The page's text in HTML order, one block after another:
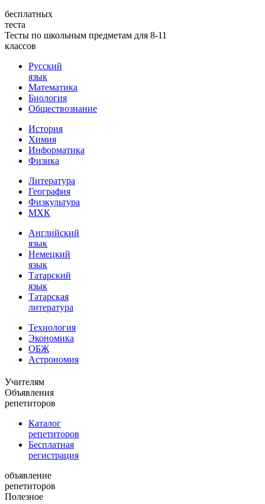
бесплатных
теста
Тесты по школьным предметам для 8-11
классов
Русский
язык
Математика
Биология
Обществознание
История
Химия
Информатика
Физика
Литература
География
Физкультура
МХК
Английский
язык
Немецкий
язык
Татарский
язык
Татарская
литература
Технология
Экономика
ОБЖ
Астрономия
Учителям
Объявления
репетиторов
Каталог
репетиторов
Бесплатная
регистрация
объявление
репетиторов
Полезное